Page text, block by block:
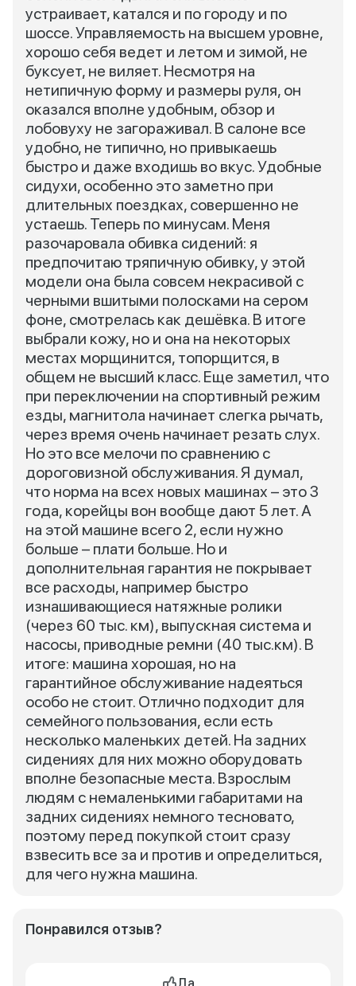
устраивает, катался и по городу и по
шоссе. Управляемость на высшем уровне,
хорошо себя ведет и летом и зимой, не
буксует, не виляет. Несмотря на
нетипичную форму и размеры руля, он
оказался вполне удобным, обзор и
лобовуху не загораживал. В салоне все
удобно, не типично, но привыкаешь
быстро и даже входишь во вкус. Удобные
сидухи, особенно это заметно при
длительных поездках, совершенно не
устаешь. Теперь по минусам. Меня
разочаровала обивка сидений: я
предпочитаю тряпичную обивку, у этой
модели она была совсем некрасивой с
черными вшитыми полосками на сером
фоне, смотрелась как дешёвка. В итоге
выбрали кожу, но и она на некоторых
местах морщинится, топорщится, в
общем не высший класс. Еще заметил, что
при переключении на спортивный режим
езды, магнитола начинает слегка рычать,
через время очень начинает резать слух.
Но это все мелочи по сравнению с
дороговизной обслуживания. Я думал,
что норма на всех новых машинах – это 3
года, корейцы вон вообще дают 5 лет. А
на этой машине всего 2, если нужно
больше – плати больше. Но и
дополнительная гарантия не покрывает
все расходы, например быстро
изнашивающиеся натяжные ролики
(через 60 тыс. км), выпускная система и
насосы, приводные ремни (40 тыс.км). В
итоге: машина хорошая, но на
гарантийное обслуживание надеяться
особо не стоит. Отлично подходит для
семейного пользования, если есть
несколько маленьких детей. На задних
сидениях для них можно оборудовать
вполне безопасные места. Взрослым
людям с немаленькими габаритами на
задних сидениях немного тесновато,
поэтому перед покупкой стоит сразу
взвесить все за и против и определиться,
для чего нужна машина.
Понравился отзыв?